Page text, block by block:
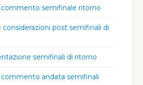
commento semifinale ritorno
considerazioni post semifinali di
semifinali di ritorno
commento andata semifinali